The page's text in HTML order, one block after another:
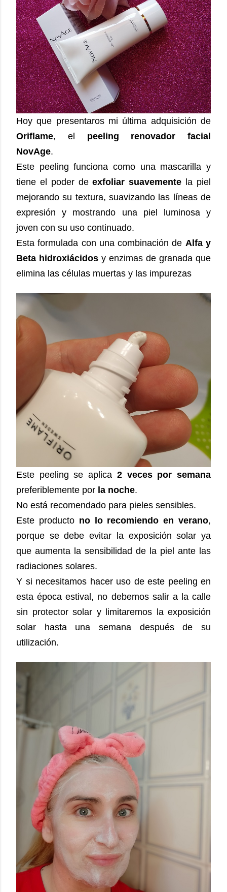
Hoy que presentaros mi última adquisición de
Oriflame, el peeling renovador facial
NovAge.
Este peeling funciona como una mascarilla y
tiene el poder deexfoliar suavemente la piel
mejorando su textura, suavizando las líneas de
expresión y mostrando una piel luminosa y
joven con su uso continuado.
Esta formulada con una combinación de Alfa y
Beta hidroxiácidos y enzimas de granada que
elimina las células muertas y las impurezas
Este peeling se aplica 2 veces por semana
preferiblemente por la noche.
No está recomendado para pieles sensibles.
Este producto no lo recomiendo en verano,
porque se debe evitar la exposición solar ya
que aumenta la sensibilidad de la piel ante las
radiaciones solares.
Y si necesitamos hacer uso de este peeling en
esta época estival, no debemos salir a la calle
sin protector solar y limitaremos la exposición
solar hasta una semana después de su
utilización.